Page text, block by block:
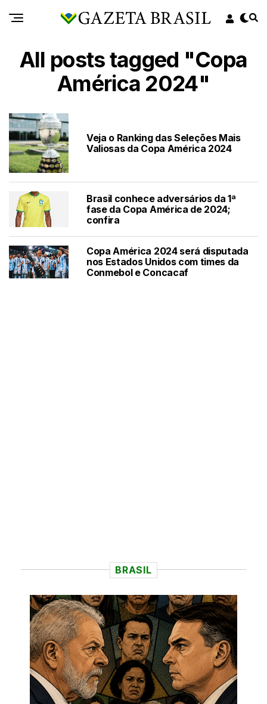
All posts tagged "Copa
América 2024"
Veja o Ranking das Seleções Mais
Valiosas da Copa América 2024
Brasil conhece adversários da 1ª
fase da Copa América de 2024;
confira
Copa América 2024 será disputada
nos Estados Unidos com times da
Conmebol e Concacaf
BRASIL